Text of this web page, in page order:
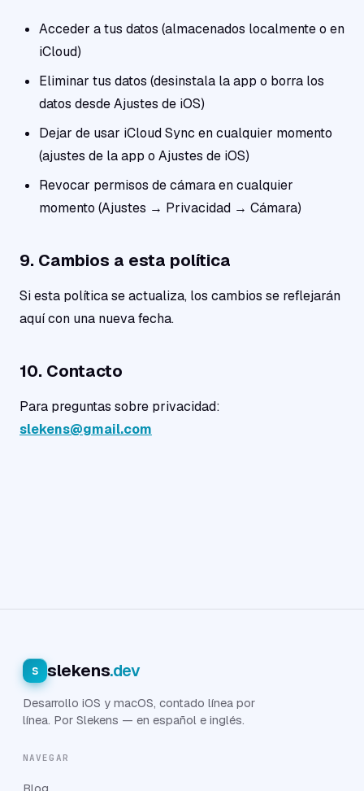
Acceder a tus datos (almacenados localmente o en
iCloud)
Eliminar tus datos (desinstala la app o borra los
datos desde Ajustes de iOS)
Dejar de usar iCloud Sync en cualquier momento
(ajustes de la app o Ajustes de iOS)
Revocar permisos de cámara en cualquier
momento (Ajustes → Privacidad → Cámara)
9. Cambios a esta política
Si esta política se actualiza, los cambios se reflejarán
aquí con una nueva fecha.
10. Contacto
Para preguntas sobre privacidad:
slekens@gmail.com
s slekens.dev
Desarrollo iOS y macOS, contado línea por
línea. Por Slekens — en español e inglés.
NAVEGAR